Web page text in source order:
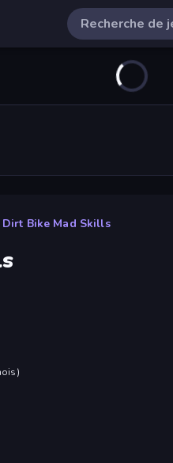
Dirt Bike Mad Skills
)